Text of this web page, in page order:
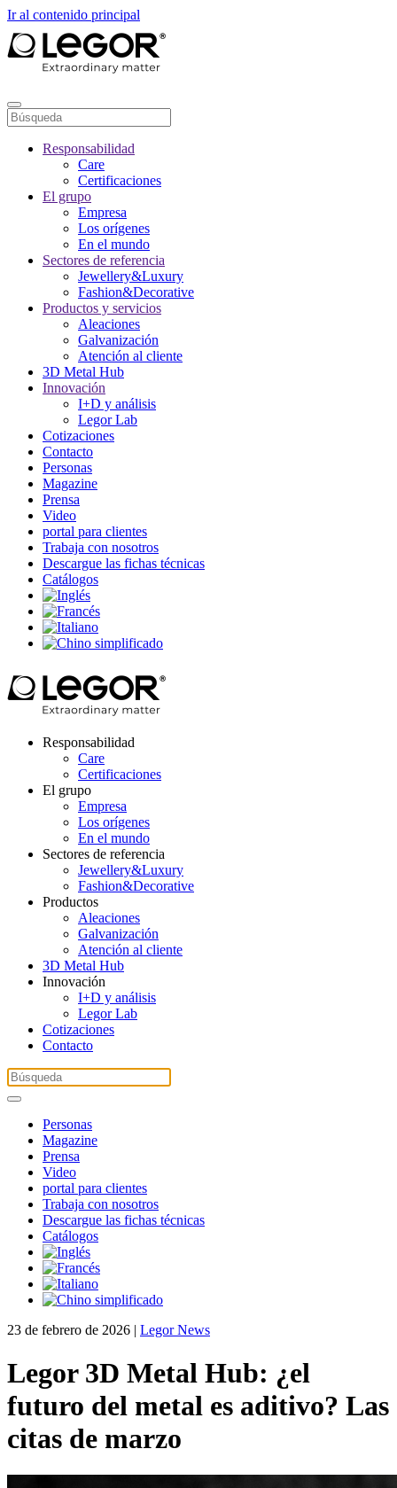
Ir al contenido principal
Responsabilidad
Care
Certificaciones
El grupo
Empresa
Los orígenes
En el mundo
Sectores de referencia
Jewellery&Luxury
Fashion&Decorative
Productos y servicios
Aleaciones
Galvanización
Atención al cliente
3D Metal Hub
Innovación
I+D y análisis
Legor Lab
Cotizaciones
Contacto
Personas
Magazine
Prensa
Video
portal para clientes
Trabaja con nosotros
Descargue las fichas técnicas
Catálogos
Responsabilidad
Care
Certificaciones
El grupo
Empresa
Los orígenes
En el mundo
Sectores de referencia
Jewellery&Luxury
Fashion&Decorative
Productos
Aleaciones
Galvanización
Atención al cliente
3D Metal Hub
Innovación
I+D y análisis
Legor Lab
Cotizaciones
Contacto
Personas
Magazine
Prensa
Video
portal para clientes
Trabaja con nosotros
Descargue las fichas técnicas
Catálogos
23 de febrero de 2026 | Legor News
Legor 3D Metal Hub: ¿el
futuro del metal es aditivo? Las
citas de marzo